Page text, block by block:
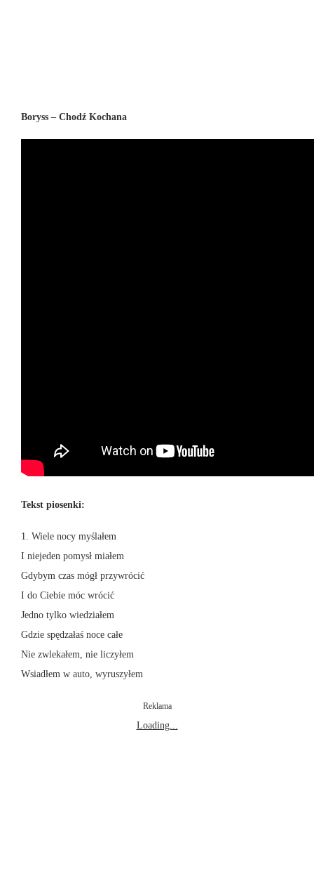
Boryss – Chodź Kochana
Tekst piosenki:
1. Wiele nocy myślałem
I niejeden pomysł miałem
Gdybym czas mógł przywrócić
I do Ciebie móc wrócić
Jedno tylko wiedziałem
Gdzie spędzałaś noce całe
Nie zwlekałem, nie liczyłem
Wsiadłem w auto, wyruszyłem
Reklama
Loading...